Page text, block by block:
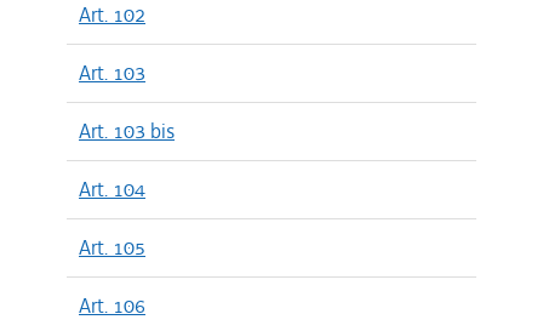
Art. 102
Art. 103
Art. 103 bis
Art. 104
Art. 105
Art. 106